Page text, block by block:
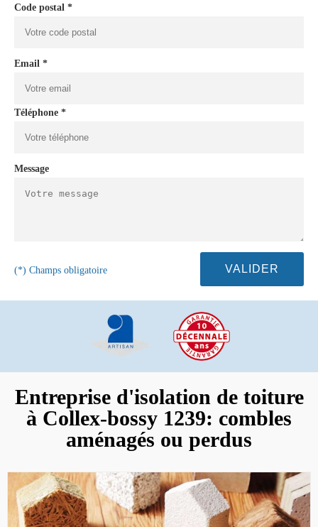
Code postal *
Email *
Téléphone *
Message
(*) Champs obligatoire
Entreprise d'isolation de toiture
à Collex-bossy 1239: combles
aménagés ou perdus